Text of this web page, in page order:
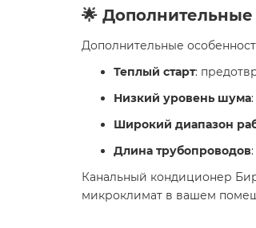
🌟
Дополнительные
Теплый старт:
Низкий уровень шума
Широкий диапазон
Длина трубопроводов
Канальный кондиционер
микроклимат в вашем